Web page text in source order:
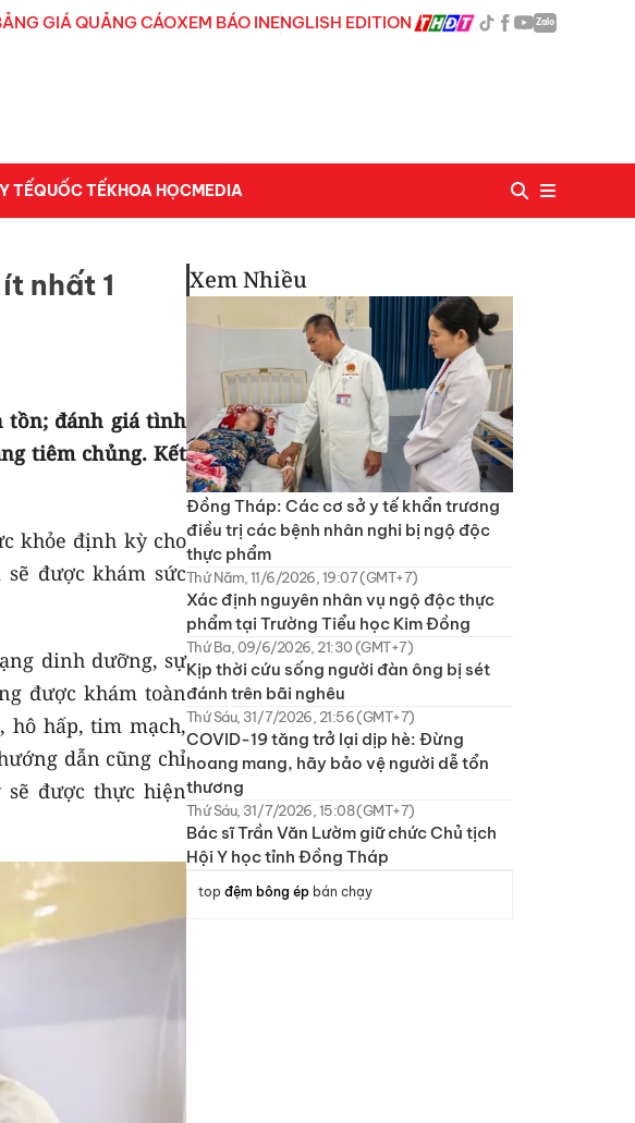
GIÁ QUẢNG CÁOXEM BÁO INENGLISH EDITION Zalo
TẾQUỐC TẾKHOA HỌCMEDIA
nhất 1
tồn; đánh giá tình
tiêm chủng. Kết
khỏe định kỳ cho
được khám sức
dinh dưỡng, sự
được khám toàn
hô hấp, tim mạch,
dẫn cũng chỉ
được thực hiện
Xem Nhiều
Đồng Tháp: Các cơ sở y tế khẩn trương
điều trị các bệnh nhân nghi bị ngộ độc
thực phẩm
Thứ Năm, 11/6/2026, 19:07 (GMT+7)
Xác định nguyên nhân vụ ngộ độc thực
phẩm tại Trường Tiểu học Kim Đồng
Thứ Ba, 09/6/2026, 21:30 (GMT+7)
Kịp thời cứu sống người đàn ông bị sét
đánh trên bãi nghêu
Thứ Sáu, 31/7/2026, 21:56 (GMT+7)
COVID-19 tăng trở lại dịp hè: Đừng
hoang mang, hãy bảo vệ người dễ tổn
thương
Thứ Sáu, 31/7/2026, 15:08 (GMT+7)
Bác sĩ Trần Văn Lườm giữ chức Chủ tịch
Hội Y học tỉnh Đồng Tháp
top đệm bông ép bán chạy